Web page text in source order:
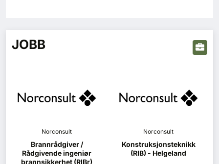
JOBB
Norconsult
Brannrådgiver /
Rådgivende ingeniør
brannsikkerhet (RIBr)
Norconsult
Konstruksjonsteknikk
(RIB) - Helgeland